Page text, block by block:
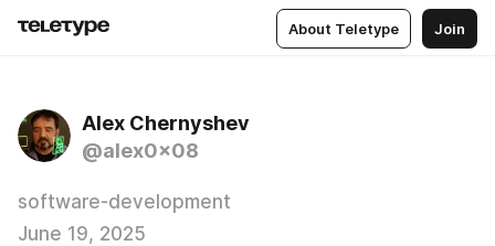
About Teletype Join
Alex Chernyshev
@alex0x08
software-development
June 19, 2025